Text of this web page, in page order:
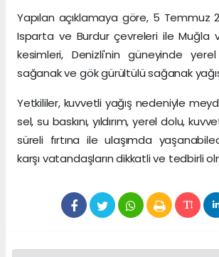
Yapılan açıklamaya göre, 5 Temmuz
Isparta ve Burdur çevreleri ile Muğla
kesimleri, Denizli'nin güneyinde
sağanak ve gök gürültülü sağanak
Yetkililer, kuvvetli yağış nedeniyle
sel, su baskını, yıldırım, yerel dolu,
süreli fırtına ile ulaşımda
karşı vatandaşların dikkatli ve tedbirli